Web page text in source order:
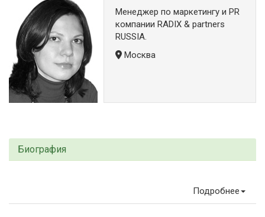
Менеджер по маркетингу и PR
компании RADIX & partners
RUSSIA.
Москва
Биография
Подробнее